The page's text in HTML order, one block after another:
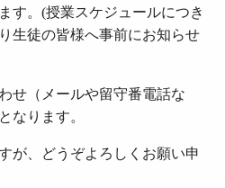
す。(授業スケジュールにつき
生徒の皆様へ事前にお知らせ
せ（メールや留守番電話な
なります。
が、どうぞよろしくお願い申